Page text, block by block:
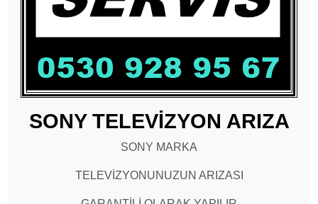
SONY TELEVİZYON ARIZA
SONY MARKA
TELEVİZYONUNUZUN ARIZASI